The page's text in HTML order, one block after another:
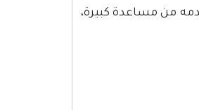
من مساعدة كبيرة،